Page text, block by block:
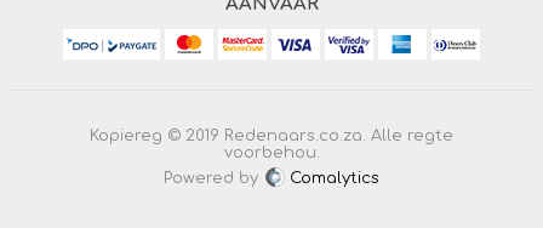
AANVAAR
Kopiereg © 2019 Redenaars.co.za. Alle regte
voorbehou.
Powered by
Comalytics